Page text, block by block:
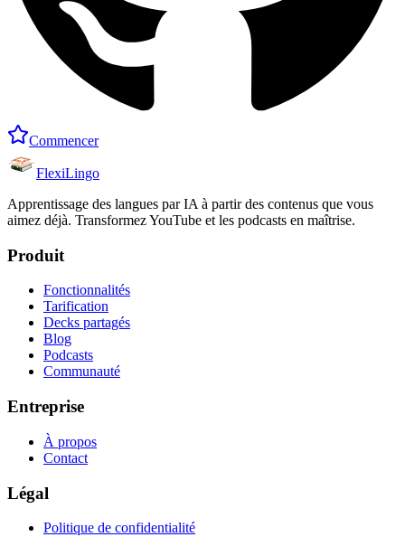
Commencer
FlexiLingo
Apprentissage des langues par IA à partir des contenus que vous
aimez déjà. Transformez YouTube et les podcasts en maîtrise.
Produit
Fonctionnalités
Tarification
Decks partagés
Blog
Podcasts
Communauté
Entreprise
À propos
Contact
Légal
Politique de confidentialité